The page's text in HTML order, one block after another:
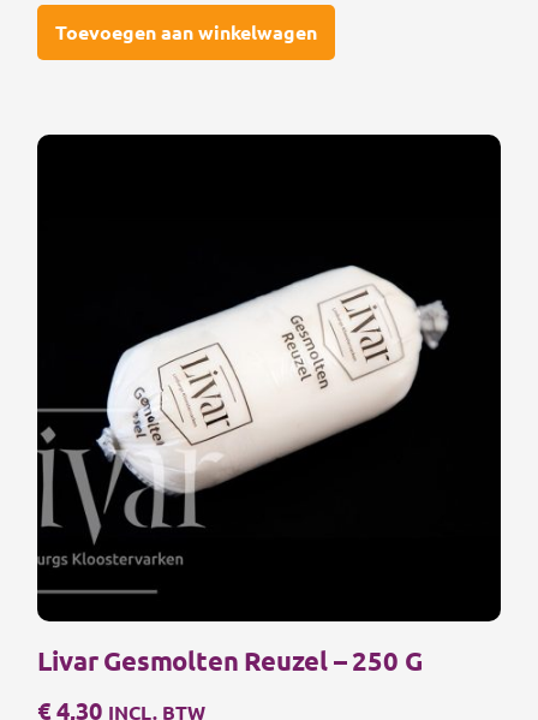
Toevoegen aan winkelwagen
Livar Gesmolten Reuzel – 250 G
€4,30 INCL. BTW